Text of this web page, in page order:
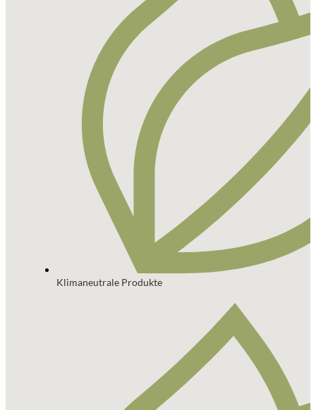
Klimaneutrale Produkte